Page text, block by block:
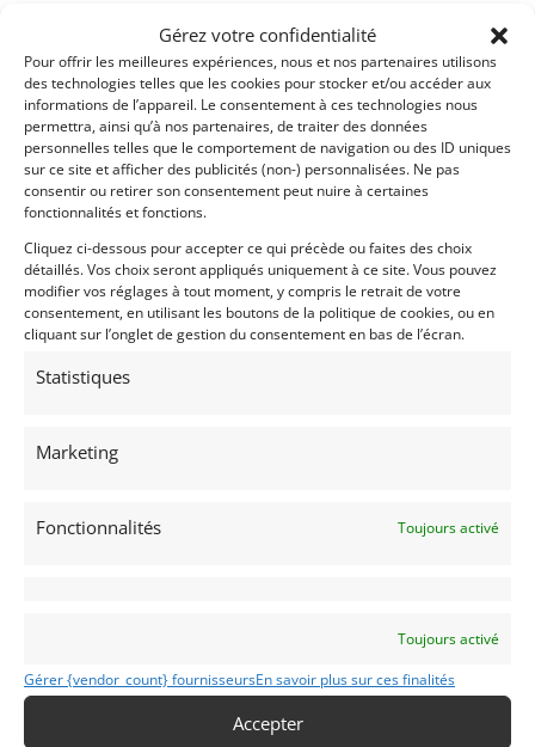
Gérez votre confidentialité
Pour offrir les meilleures expériences, nous et nos partenaires utilisons
des technologies telles que les cookies pour stocker et/ou accéder aux
informations de l’appareil. Le consentement à ces technologies nous
permettra, ainsi qu’à nos partenaires, de traiter des données
personnelles telles que le comportement de navigation ou des ID uniques
sur ce site et afficher des publicités (non-) personnalisées. Ne pas
consentir ou retirer son consentement peut nuire à certaines
fonctionnalités et fonctions.
Cliquez ci-dessous pour accepter ce qui précède ou faites des choix
détaillés. Vos choix seront appliqués uniquement à ce site. Vous pouvez
modifier vos réglages à tout moment, y compris le retrait de votre
consentement, en utilisant les boutons de la politique de cookies, ou en
cliquant sur l’onglet de gestion du consentement en bas de l’écran.
Statistiques
Marketing
Fonctionnalités Toujours activé
Toujours activé
Gérer {vendor_count} fournisseursEn savoir plus sur ces finalités
Accepter
CATÉGORIES D’ANNONCES